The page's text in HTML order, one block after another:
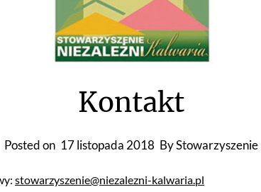
Kontakt
Posted on 17 listopada 2018 By Stowarzyszenie
stowarzyszenie@niezalezni-kalwaria.pl